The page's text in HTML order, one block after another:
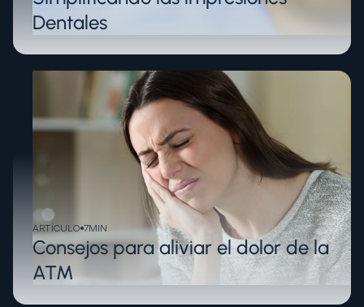
Dentales
ARTÍCULO 7MIN
Consejos para aliviar el dolor de la
ATM